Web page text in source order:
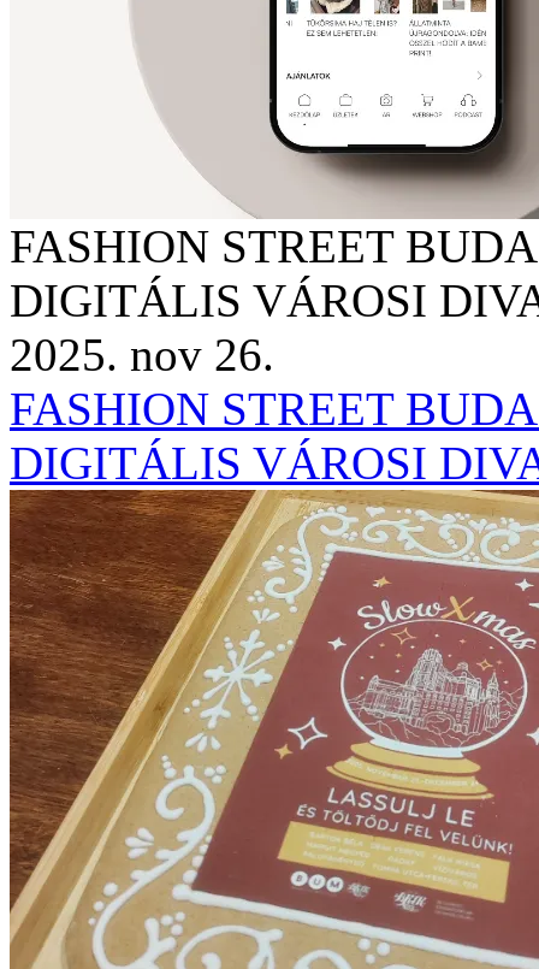
FASHION STREET
DIGITÁLIS VÁROSI
2025. nov 26.
FASHION STREET
DIGITÁLIS VÁROSI